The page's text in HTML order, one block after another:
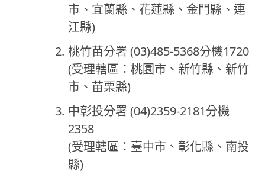
市、宜蘭縣、花蓮縣、金門縣、連
江縣)
桃竹苗分署 (03)485-5368分機1720
(受理轄區：桃園市、新竹縣、新竹
市、苗栗縣)
中彰投分署 (04)2359-2181分機
2358
(受理轄區：臺中市、彰化縣、南投
縣)